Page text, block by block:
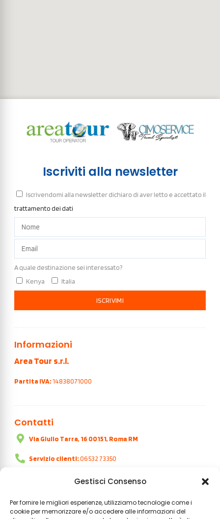
Gestisci Consenso
Per fornire le migliori esperienze, utilizziamo tecnologie come i
cookie per memorizzare e/o accedere alle informazioni del
Contatti
Via Giulio Tarra, 16 00151, Roma RM
Servizio clienti:06 532 73350
dal lunedì al venerdì | 9:00 - 18:00
Informazioni
Area Tour s.r.l.
Partita IVA:14838071000
Iscriviti alla newsletter
Iscrivendomi alla newsletter dichiaro di aver letto e accettato il
trattamento dei dati
A quale destinazione sei interessato?
Kenya
Italia
ISCRIVIMI